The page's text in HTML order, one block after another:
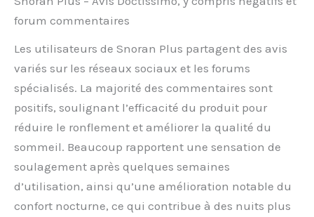
forum commentaires
Les utilisateurs de Snoran Plus partagent des avis
variés sur les réseaux sociaux et les forums
spécialisés. La majorité des commentaires sont
positifs, soulignant l’efficacité du produit pour
réduire le ronflement et améliorer la qualité du
sommeil. Beaucoup rapportent une sensation de
soulagement après quelques semaines
d’utilisation, ainsi qu’une amélioration notable du
confort nocturne, ce qui contribue à des nuits plus